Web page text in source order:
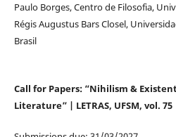
Paulo Borges, Centro de Filosofia,
Régis Augustus Bars Closel,
Brasil
Call for Papers: “Nihilism &
Literature” | LETRAS, UFSM, vol. 75